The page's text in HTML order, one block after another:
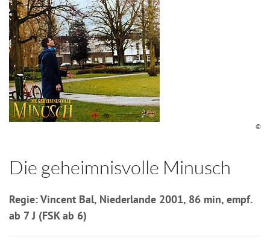
©
Die geheimnisvolle Minusch
Regie: Vincent Bal, Niederlande 2001, 86 min, empf.
ab 7 J (FSK ab 6)